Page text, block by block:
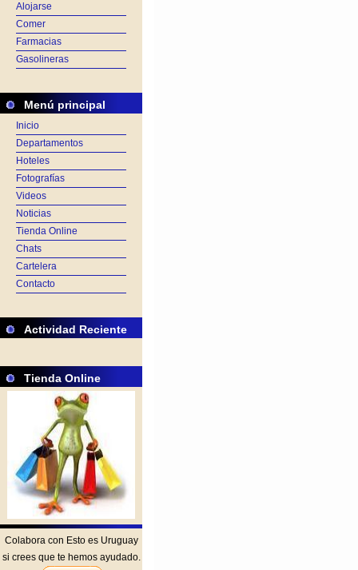
Alojarse
Comer
Farmacias
Gasolineras
Menú principal
Inicio
Departamentos
Hoteles
Fotografías
Videos
Noticias
Tienda Online
Chats
Cartelera
Contacto
Actividad Reciente
Tienda Online
Colabora con Esto es Uruguay
si crees que te hemos ayudado.